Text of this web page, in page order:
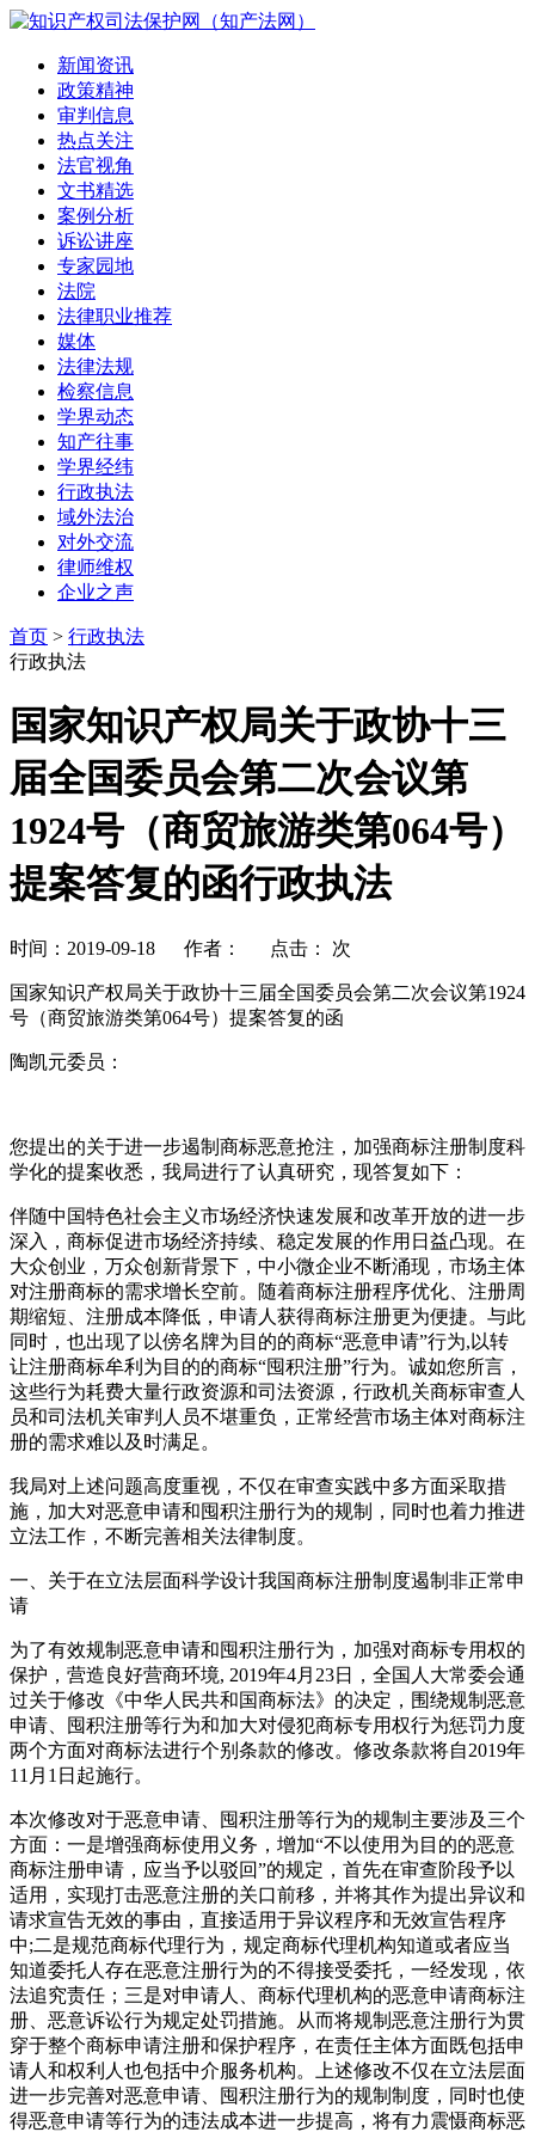
新闻资讯
政策精神
审判信息
热点关注
法官视角
文书精选
案例分析
诉讼讲座
专家园地
法院
法律职业推荐
媒体
法律法规
检察信息
学界动态
知产往事
学界经纬
行政执法
域外法治
对外交流
律师维权
企业之声
首页 > 行政执法
行政执法
国家知识产权局关于政协十三
届全国委员会第二次会议第
1924号（商贸旅游类第064号）
提案答复的函行政执法
时间：2019-09-18 作者： 点击： 次
国家知识产权局关于政协十三届全国委员会第二次会议第1924
号（商贸旅游类第064号）提案答复的函
陶凯元委员：
您提出的关于进一步遏制商标恶意抢注，加强商标注册制度科
学化的提案收悉，我局进行了认真研究，现答复如下：
伴随中国特色社会主义市场经济快速发展和改革开放的进一步
深入，商标促进市场经济持续、稳定发展的作用日益凸现。在
大众创业，万众创新背景下，中小微企业不断涌现，市场主体
对注册商标的需求增长空前。随着商标注册程序优化、注册周
期缩短、注册成本降低，申请人获得商标注册更为便捷。与此
同时，也出现了以傍名牌为目的的商标“恶意申请”行为,以转
让注册商标牟利为目的的商标“囤积注册”行为。诚如您所言，
这些行为耗费大量行政资源和司法资源，行政机关商标审查人
员和司法机关审判人员不堪重负，正常经营市场主体对商标注
册的需求难以及时满足。
我局对上述问题高度重视，不仅在审查实践中多方面采取措
施，加大对恶意申请和囤积注册行为的规制，同时也着力推进
立法工作，不断完善相关法律制度。
一、关于在立法层面科学设计我国商标注册制度遏制非正常申
请
为了有效规制恶意申请和囤积注册行为，加强对商标专用权的
保护，营造良好营商环境, 2019年4月23日，全国人大常委会通
过关于修改《中华人民共和国商标法》的决定，围绕规制恶意
申请、囤积注册等行为和加大对侵犯商标专用权行为惩罚力度
两个方面对商标法进行个别条款的修改。修改条款将自2019年
11月1日起施行。
本次修改对于恶意申请、囤积注册等行为的规制主要涉及三个
方面：一是增强商标使用义务，增加“不以使用为目的的恶意
商标注册申请，应当予以驳回”的规定，首先在审查阶段予以
适用，实现打击恶意注册的关口前移，并将其作为提出异议和
请求宣告无效的事由，直接适用于异议程序和无效宣告程序
中;二是规范商标代理行为，规定商标代理机构知道或者应当
知道委托人存在恶意注册行为的不得接受委托，一经发现，依
法追究责任；三是对申请人、商标代理机构的恶意申请商标注
册、恶意诉讼行为规定处罚措施。从而将规制恶意注册行为贯
穿于整个商标申请注册和保护程序，在责任主体方面既包括申
请人和权利人也包括中介服务机构。上述修改不仅在立法层面
进一步完善对恶意申请、囤积注册行为的规制制度，同时也使
得恶意申请等行为的违法成本进一步提高，将有力震慑商标恶